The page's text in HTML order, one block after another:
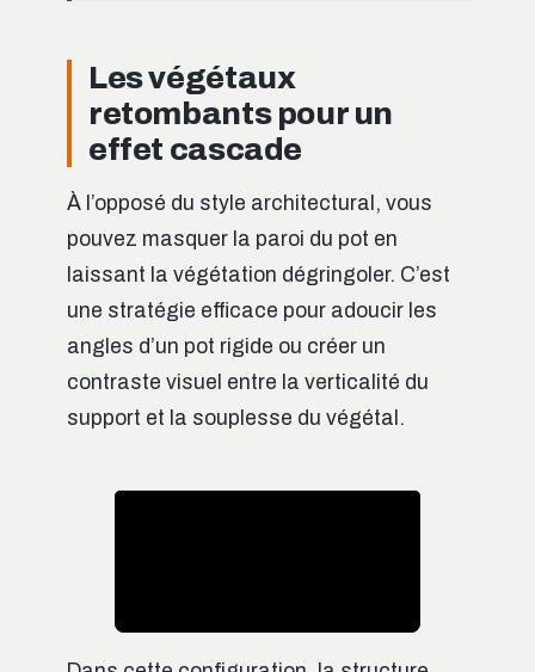
Les végétaux
retombants pour un
effet cascade
À l’opposé du style architectural, vous
pouvez masquer la paroi du pot en
laissant la végétation dégringoler. C’est
une stratégie efficace pour adoucir les
angles d’un pot rigide ou créer un
contraste visuel entre la verticalité du
support et la souplesse du végétal.